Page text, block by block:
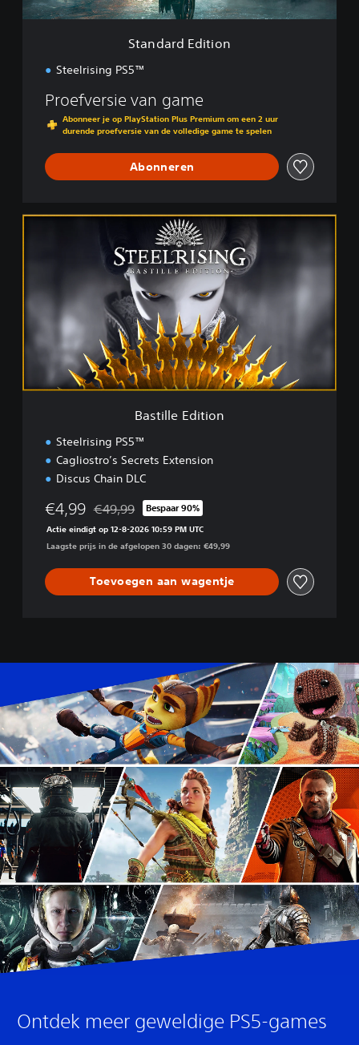
t
Standard Edition
Steelrising PS5™
Proefversie van game
Abonneer je op PlayStation Plus Premium om een 2 uur
durende proefversie van de volledige game te spelen
Abonneren
t
Bastille Edition
Steelrising PS5™
Cagliostro’s Secrets Extension
Discus Chain DLC
€4,99 Korting ten opzichte van de oorspronkelijke prijs
€49,99 Bespaar 90%
Actie eindigt op 12-8-2026 10:59 PM UTC
Laagste prijs in de afgelopen 30 dagen: €49,99
Toevoegen aan wagentje
Ontdek meer geweldige PS5-games